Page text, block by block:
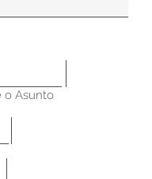
o Asunto